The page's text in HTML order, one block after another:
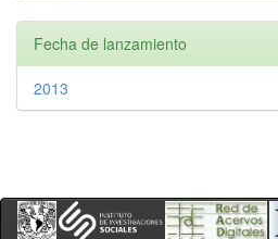
Fecha de lanzamiento
2013